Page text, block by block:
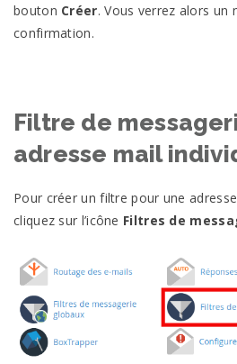
bouton Créer. Vous verrez alors un
confirmation.
Filtre de
adresse mail
Pour créer un filtre pour une
cliquez sur l’icône Filtres de